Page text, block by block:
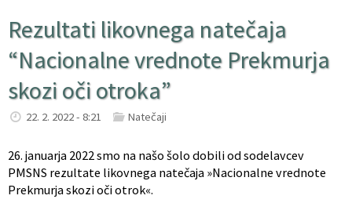
Rezultati likovnega natečaja
“Nacionalne vrednote Prekmurja
skozi oči otroka”
22. 2. 2022 - 8:21 Natečaji
26. januarja 2022 smo na našo šolo dobili od sodelavcev
PMSNS rezultate likovnega natečaja »Nacionalne vrednote
Prekmurja skozi oči otrok«.